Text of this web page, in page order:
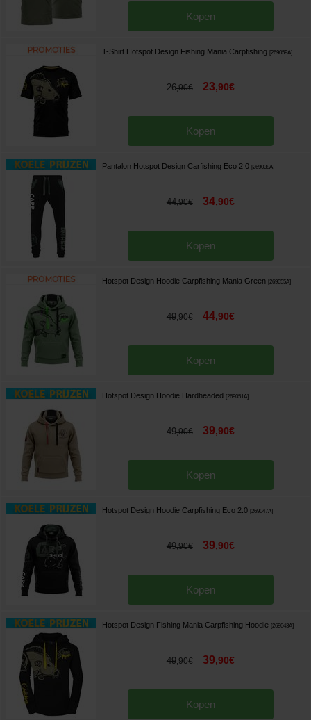
Kopen
T-Shirt Hotspot Design Fishing Mania Carpfishing 269059A]
26,90€ 23,90€
Kopen
Pantalon Hotspot Design Carfishing Eco 2.0 269038A]
44,90€ 34,90€
Kopen
Hotspot Design Hoodie Carpfishing Mania Green 269055A]
49,90€ 44,90€
Kopen
Hotspot Design Hoodie Hardheaded 269051A]
49,90€ 39,90€
Kopen
Hotspot Design Hoodie Carpfishing Eco 2.0 269047A]
49,90€ 39,90€
Kopen
Hotspot Design Fishing Mania Carpfishing Hoodie 269043A]
49,90€ 39,90€
Kopen